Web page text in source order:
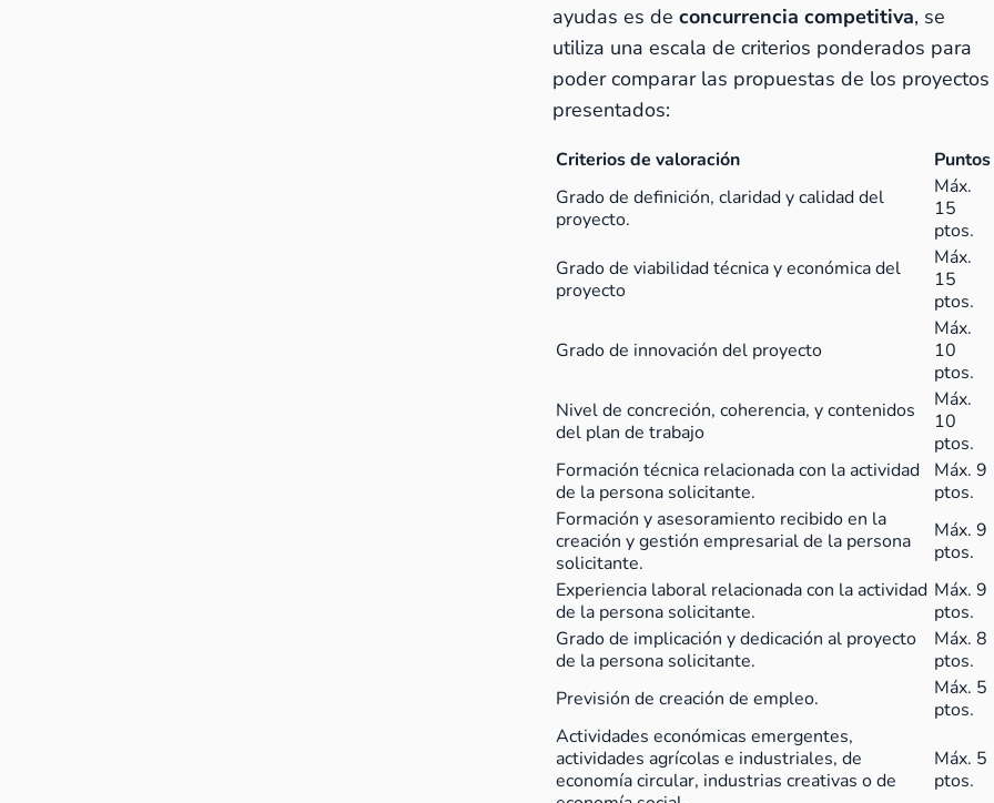
ayudas es deconcurrencia competitiva, se
utiliza una escala de criterios ponderados para
poder comparar las propuestas de los proyectos
presentados:
Criterios de valoración
Puntos
Grado de definición, claridad y calidad del
proyecto.
Máx.
15
ptos.
Grado de viabilidad técnica y económica del
proyecto
Máx.
15
ptos.
Grado de innovación del proyecto
Máx.
10
ptos.
Nivel de concreción, coherencia, y contenidos
del plan de trabajo
Máx.
10
ptos.
Formación técnica relacionada con la actividad
de la persona solicitante.
Máx. 9
ptos.
Formación y asesoramiento recibido en la
creación y gestión empresarial de la persona
solicitante.
Máx. 9
ptos.
Experiencia laboral relacionada con la actividad
de la persona solicitante.
Máx. 9
ptos.
Grado de implicación y dedicación al proyecto
de la persona solicitante.
Máx. 8
ptos.
Previsión de creación de empleo.
Máx. 5
ptos.
Actividades económicas emergentes,
actividades agrícolas e industriales, de
economía circular, industrias creativas o de
Máx. 5
ptos.